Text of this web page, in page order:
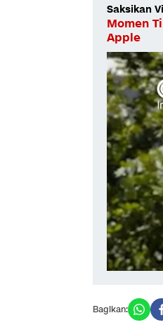
Saksikan
Momen
Apple
Bagikan: